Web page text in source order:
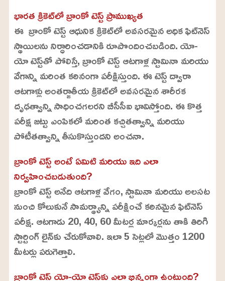
భారత క్రికెట్‌లో బ్రాంకో టెస్ట్ ప్రాముఖ్యత
ఈ బ్రాంకో టెస్ట్ ఆధునిక క్రికెట్‌లో అవసరమైన అధిక ఫిట్‌నెస్
స్థాయిలను నిర్ధారించడానికి రూపొందించబడింది. యో-
యో టెస్ట్‌తో పోలిస్తే, బ్రాంకో టెస్ట్ ఆటగాళ్ల స్టామినా మరియు
వేగాన్ని మరింత కఠినంగా పరీక్షిస్తుంది. ఈ టెస్ట్ ద్వారా
ఆటగాళ్లు అంతర్జాతీయ క్రికెట్‌లో అవసరమైన శారీరక
దృఢత్వాన్ని సాధించగలరని బీసీసీఐ భావిస్తోంది. ఈ కొత్త
పరీక్ష జట్టు ఎంపికలో మరింత కచ్చితత్వాన్ని మరియు
పోటీతత్వాన్ని తీసుకొస్తుందని అంచనా.
బ్రాంకో టెస్ట్ అంటే ఏమిటి మరియు ఇది ఎలా
నిర్వహించబడుతుంది?
బ్రాంకో టెస్ట్ అనేది ఆటగాళ్ల వేగం, స్టామినా మరియు అలసట
నుంచి కోలుకునే సామర్థ్యాన్ని పరీక్షించే కఠినమైన ఫిట్‌నెస్
పరీక్ష. ఆటగాడు 20, 40, 60 మీటర్ల మార్కర్లను తాకి తిరిగి
స్టార్టింగ్ లైన్‌కు చేరుకోవాలి. ఇలా 5 సెట్లలో మొత్తం 1200
మీటర్లు పరుగెత్తాలి.
బ్రాంకో టెస్ట్ యో-యో టెస్ట్‌కు ఎలా భిన్నంగా ఉంటుంది?